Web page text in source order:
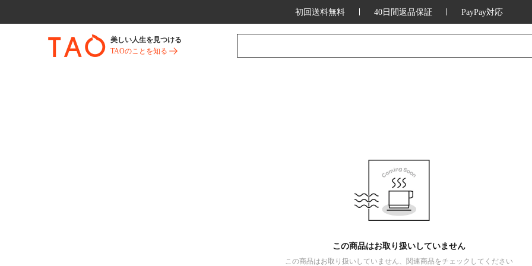
初回送料無料 40日間返品保証 PayPay対応
美しい人生を見つける
TAOのことを知る
この商品はお取り扱いしていません
この商品はお取り扱いしていません、関連商品をチェックしてください